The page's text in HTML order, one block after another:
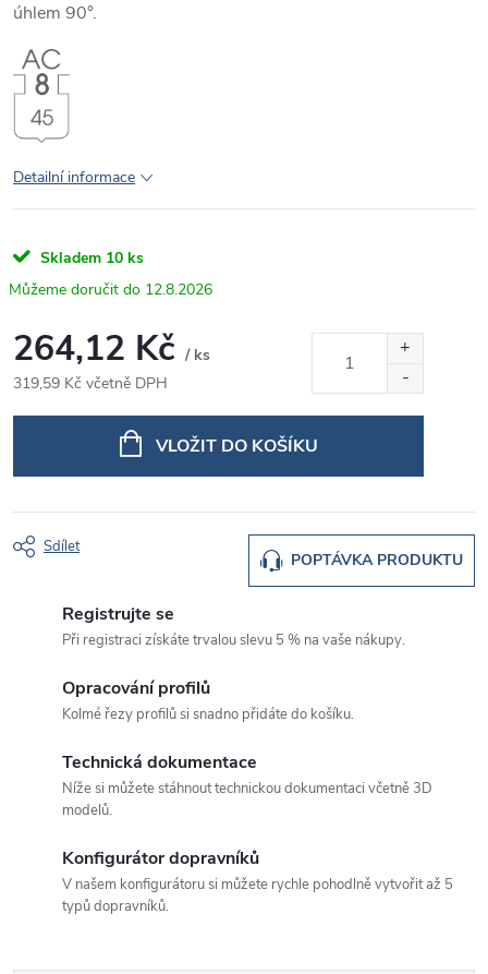
úhlem 90°.
Detailní informace
Skladem 10 ks
12.8.2026
264,12 Kč / ks
319,59 Kč včetně DPH
VLOŽIT DO KOŠÍKU
POPTÁVKA PRODUKTU
Sdílet
Registrujte se
Při registraci získáte trvalou slevu 5 % na vaše nákupy.
Opracování profilů
Kolmé řezy profilů si snadno přidáte do košíku.
Technická dokumentace
Níže si můžete stáhnout technickou dokumentaci včetně 3D
modelů.
Konfigurátor dopravníků
V našem konfigurátoru si můžete rychle pohodlně vytvořit až 5
typů dopravníků.